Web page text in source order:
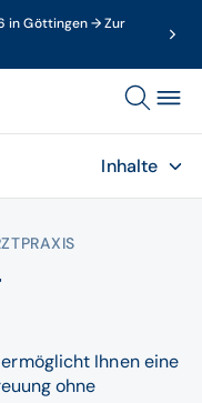
in Göttingen → Zur
Inhalte
Ihnen eine
ohne